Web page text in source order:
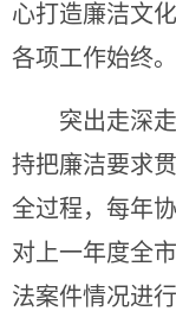
心打造廉洁文
各项工作始终。
突出走深走
持把廉洁要求
全过程，每年
对上一年度全
法案件情况进